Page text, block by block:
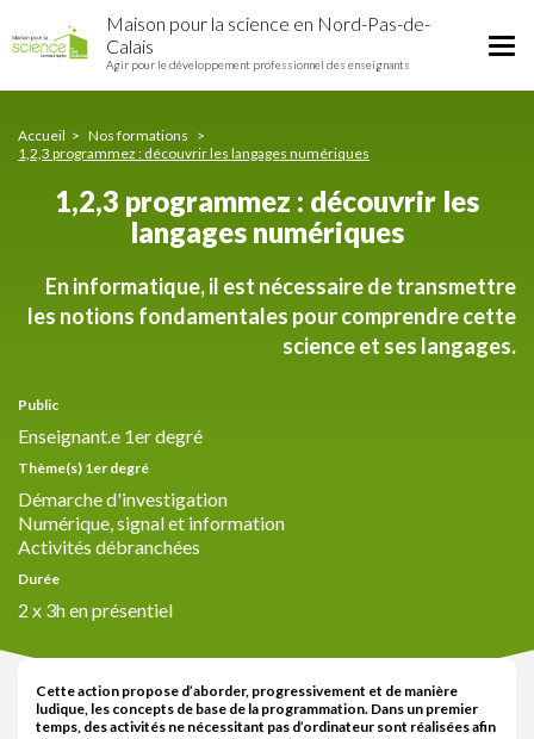
programmez
langages
numériques
au
contenu
Maison pour la science en Nord-Pas-de-
Calais
Agir pour le développement professionnel des enseignants
Accueil
Nos formations
1,2,3 programmez : découvrir les langages numériques
1,2,3 programmez : découvrir les
langages numériques
En informatique, il est nécessaire de transmettre
les notions fondamentales pour comprendre cette
science et ses langages.
Public
Enseignant.e 1er degré
Thème(s) 1er degré
Démarche d'investigation
Numérique, signal et information
Activités débranchées
Durée
2 x 3h en présentiel
Cette action propose d’aborder, progressivement et de manière
ludique, les concepts de base de la programmation. Dans un premier
temps, des activités ne nécessitant pas d’ordinateur sont réalisées afin